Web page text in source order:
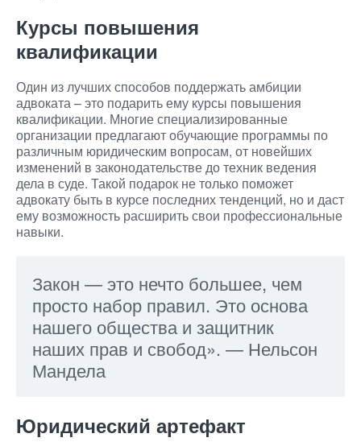
Курсы повышения
квалификации
Один из лучших способов поддержать амбиции
адвоката – это подарить ему курсы повышения
квалификации. Многие специализированные
организации предлагают обучающие программы по
различным юридическим вопросам, от новейших
изменений в законодательстве до техник ведения
дела в суде. Такой подарок не только поможет
адвокату быть в курсе последних тенденций, но и даст
ему возможность расширить свои профессиональные
навыки.
Закон — это нечто большее, чем
просто набор правил. Это основа
нашего общества и защитник
наших прав и свобод». — Нельсон
Мандела
Юридический артефакт